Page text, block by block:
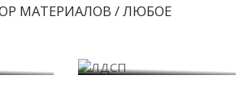
МАТЕРИАЛОВ / ЛЮБОЕ